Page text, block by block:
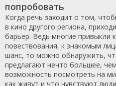
попробовать
Когда речь заходит о том,
в кино другого региона,
барьер. Ведь многие привыкли
повествования, к знакомым
шанс, то можно обнаружить,
предлагают нечто большее,
возможность посмотреть на
как живут и что чувствуют